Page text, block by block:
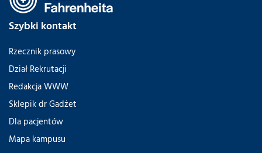
Szybki kontakt
Rzecznik prasowy
Dział Rekrutacji
Redakcja WWW
Sklepik dr Gadżet
Dla pacjentów
Mapa kampusu